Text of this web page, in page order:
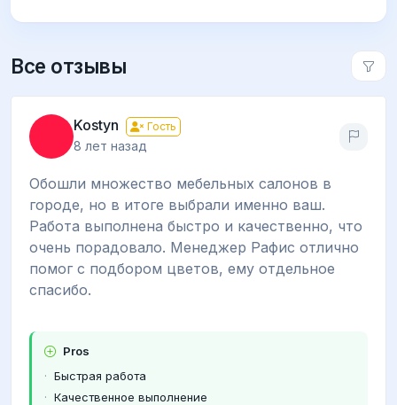
Все отзывы
Kostyn Гость
8 лет назад
Обошли множество мебельных салонов в
городе, но в итоге выбрали именно ваш.
Работа выполнена быстро и качественно, что
очень порадовало. Менеджер Рафис отлично
помог с подбором цветов, ему отдельное
спасибо.
Pros
Быстрая работа
Качественное выполнение